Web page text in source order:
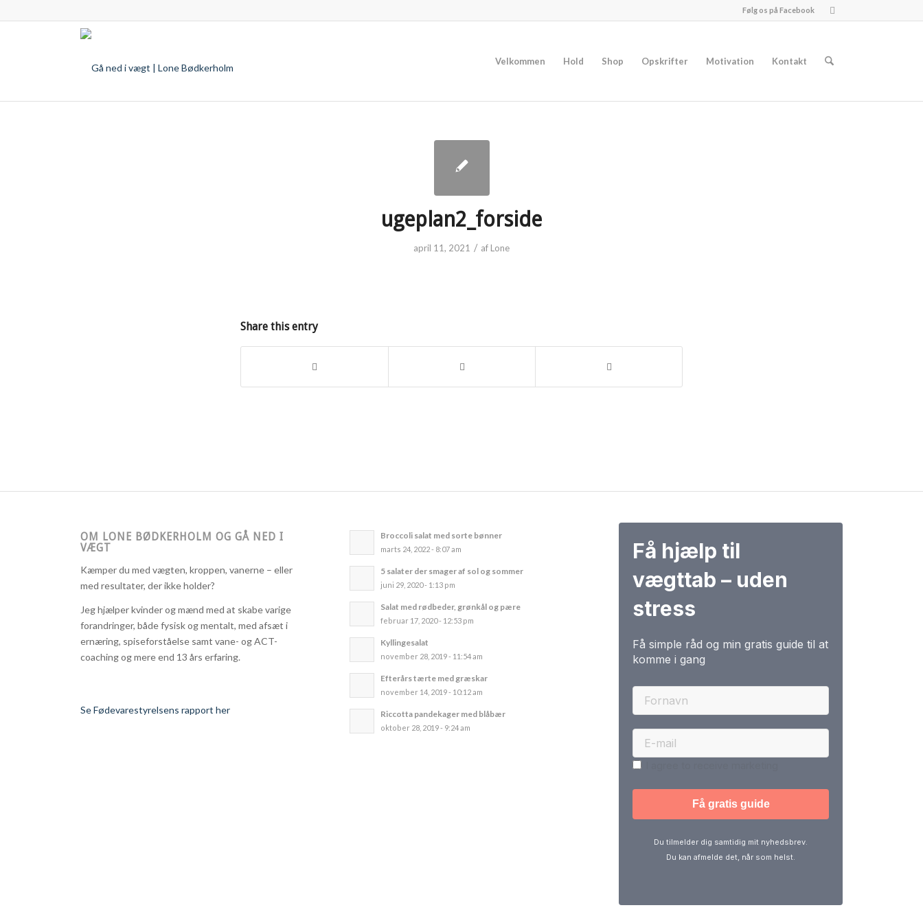
Følg os på Facebook
Velkommen Hold Shop Opskrifter Motivation Kontakt
ugeplan2_forside
april 11, 2021 / af Lone
Share this entry
OM LONE BØDKERHOLM OG GÅ NED I
VÆGT
Kæmper du med vægten, kroppen, vanerne – eller
med resultater, der ikke holder?
Jeg hjælper kvinder og mænd med at skabe varige
forandringer, både fysisk og mentalt, med afsæt i
ernæring, spiseforståelse samt vane- og ACT-
coaching og mere end 13 års erfaring.
Se Fødevarestyrelsens rapport her
Broccoli salat med sorte bønner
marts 24, 2022 - 8:07 am
5 salater der smager af sol og sommer
juni 29, 2020 - 1:13 pm
Salat med rødbeder, grønkål og pære
februar 17, 2020 - 12:53 pm
Kyllingesalat
november 28, 2019 - 11:54 am
Efterårs tærte med græskar
november 14, 2019 - 10:12 am
Riccotta pandekager med blåbær
oktober 28, 2019 - 9:24 am
Få hjælp til
vægttab – uden
stress
Få simple råd og min gratis guide til at
komme i gang
Du tilmelder dig samtidig mit nyhedsbrev.
Du kan afmelde det, når som helst.